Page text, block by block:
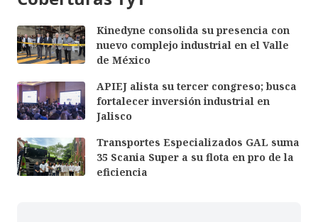
Kinedyne consolida su presencia con
nuevo complejo industrial en el Valle
de México
APIEJ alista su tercer congreso; busca
fortalecer inversión industrial en
Jalisco
Transportes Especializados GAL suma
35 Scania Super a su flota en pro de la
eficiencia